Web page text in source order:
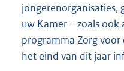
jongerenorganisaties,
uw Kamer – zoals
programma Zorg voor
het eind van dit jaar